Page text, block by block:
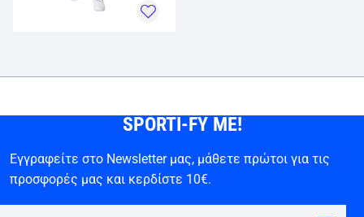
SPORTI-FY ME!
Εγγραφείτε στο Newsletter μας, μάθετε πρώτοι για τις
προσφορές μας και κερδίστε 10€.